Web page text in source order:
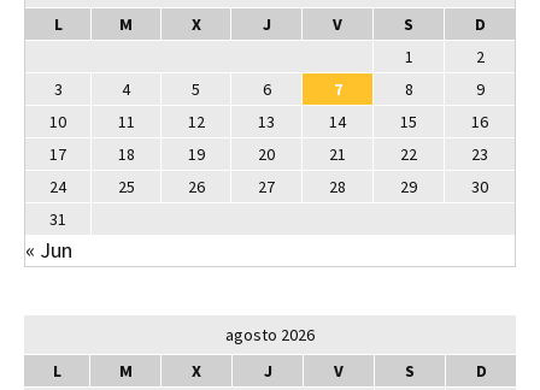
L
M X J V S
D
1
2
3
4 5 6 7 8
9
10
11 12 13 14 15
16
17
18 19 20 21 22
23
24
25 26 27 28 29
30
31
« Jun
agosto 2026
L
M X J V S
D